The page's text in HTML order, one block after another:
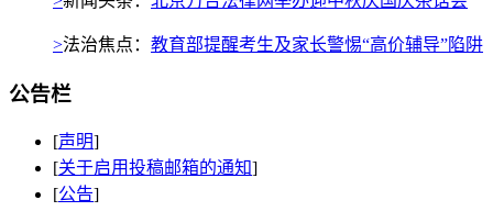
>法治焦点： 教育部提醒考生及家长警惕“高价辅导”陷阱
公告栏
[声明]
[关于启用投稿邮箱的通知]
[公告]